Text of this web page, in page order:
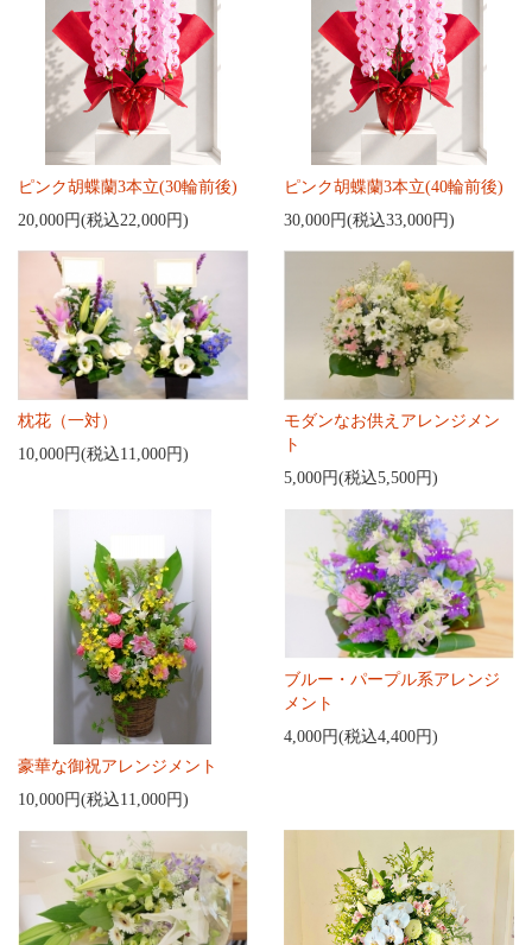
ピンク胡蝶蘭3本立(30輪前後)
20,000円(税込22,000円)
ピンク胡蝶蘭3本立(40輪前後)
30,000円(税込33,000円)
枕花（一対）
10,000円(税込11,000円)
モダンなお供えアレンジメン
ト
5,000円(税込5,500円)
豪華な御祝アレンジメント
10,000円(税込11,000円)
ブルー・パープル系アレンジ
メント
4,000円(税込4,400円)